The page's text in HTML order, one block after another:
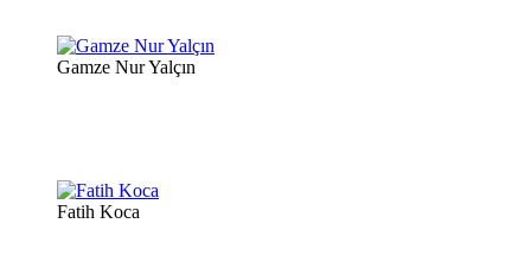
Gamze Nur Yalçın
Fatih Koca